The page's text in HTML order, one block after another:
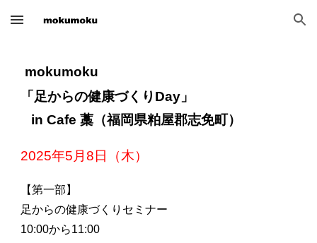
Skip to main content Skip to navigation
mokumoku
「足からの健康づくりDay」
in Cafe 藁（福岡県粕屋郡志免町）
2025年5 月8 日（木）
【第一部】
足からの健康づくりセミナー
10:00から11:00